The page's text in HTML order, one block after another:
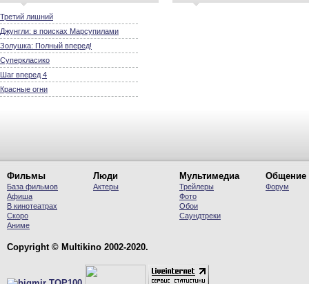
Третий лишний
Джунгли: в поисках Марсупилами
Золушка: Полный вперед!
Суперкласико
Шаг вперед 4
Красные огни
Фильмы
База фильмов
Афиша
В кинотеатрах
Скоро
Аниме
Люди
Актеры
Мультимедиа
Трейлеры
Фото
Обои
Саундтреки
Общение
Форум
Copyright © Multikino 2002-2020.